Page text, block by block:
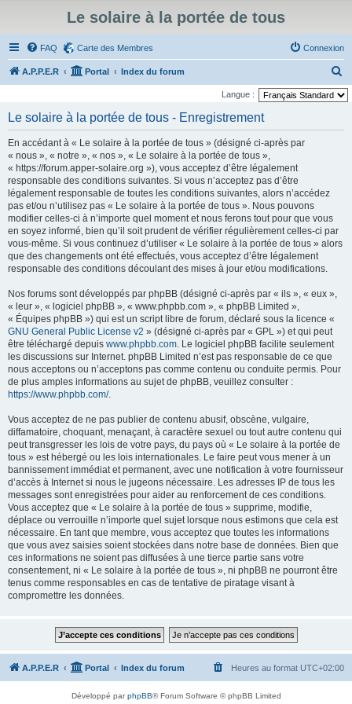
Le solaire à la portée de tous
FAQ Carte des Membres Connexion
A.P.P.E.R Portal Index du forum
e
Langue :
Le solaire à la portée de tous - Enregistrement
En accédant à « Le solaire à la portée de tous » (désigné ci-après par
« nous », « notre », « nos », « Le solaire à la portée de tous »,
« https://forum.apper-solaire.org »), vous acceptez d’être légalement
responsable des conditions suivantes. Si vous n’acceptez pas d’être
légalement responsable de toutes les conditions suivantes, alors n’accédez
pas et/ou n’utilisez pas « Le solaire à la portée de tous ». Nous pouvons
modifier celles-ci à n’importe quel moment et nous ferons tout pour que vous
en soyez informé, bien qu’il soit prudent de vérifier régulièrement celles-ci par
vous-même. Si vous continuez d’utiliser « Le solaire à la portée de tous » alors
que des changements ont été effectués, vous acceptez d’être légalement
responsable des conditions découlant des mises à jour et/ou modifications.
Nos forums sont développés par phpBB (désigné ci-après par « ils », « eux »,
« leur », « logiciel phpBB », « www.phpbb.com », « phpBB Limited »,
« Équipes phpBB ») qui est un script libre de forum, déclaré sous la licence «
GNU General Public License v2 » (désigné ci-après par « GPL ») et qui peut
être téléchargé depuis www.phpbb.com. Le logiciel phpBB facilite seulement
les discussions sur Internet. phpBB Limited n’est pas responsable de ce que
nous acceptons ou n’acceptons pas comme contenu ou conduite permis. Pour
de plus amples informations au sujet de phpBB, veuillez consulter :
https://www.phpbb.com/.
Vous acceptez de ne pas publier de contenu abusif, obscène, vulgaire,
diffamatoire, choquant, menaçant, à caractère sexuel ou tout autre contenu qui
peut transgresser les lois de votre pays, du pays où « Le solaire à la portée de
tous » est hébergé ou les lois internationales. Le faire peut vous mener à un
bannissement immédiat et permanent, avec une notification à votre fournisseur
d’accès à Internet si nous le jugeons nécessaire. Les adresses IP de tous les
messages sont enregistrées pour aider au renforcement de ces conditions.
Vous acceptez que « Le solaire à la portée de tous » supprime, modifie,
déplace ou verrouille n’importe quel sujet lorsque nous estimons que cela est
nécessaire. En tant que membre, vous acceptez que toutes les informations
que vous avez saisies soient stockées dans notre base de données. Bien que
ces informations ne soient pas diffusées à une tierce partie sans votre
consentement, ni « Le solaire à la portée de tous », ni phpBB ne pourront être
tenus comme responsables en cas de tentative de piratage visant à
compromettre les données.
A.P.P.E.R Portal Index du forum Heures au format UTC+02:00
Développé parphpBB® Forum Software © phpBB Limited